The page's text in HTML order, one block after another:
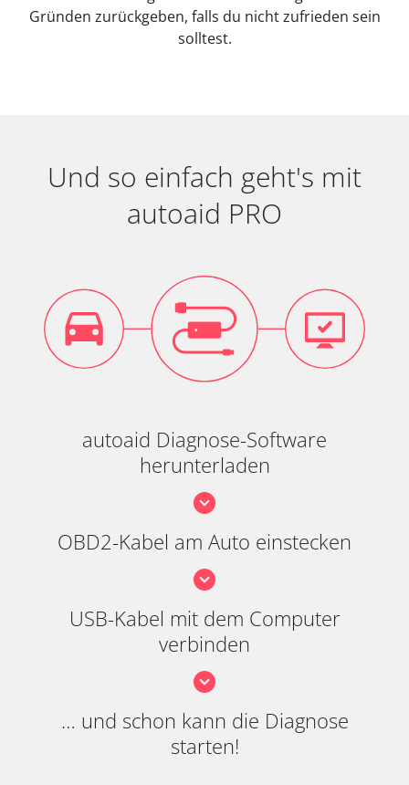
Gründen zurückgeben, falls du nicht zufrieden sein
solltest.
Und so einfach geht's mit
autoaid PRO
autoaid Diagnose-Software
herunterladen
OBD2-Kabel am Auto einstecken
USB-Kabel mit dem Computer
verbinden
… und schon kann die Diagnose
starten!